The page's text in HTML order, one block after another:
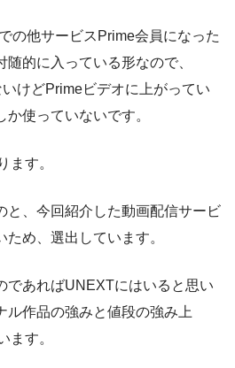
の他サービスPrime会員になった
的に入っている形なので、
けどPrimeビデオに上がってい
使っていないです。
ます。
と、今回紹介した動画配信サービ
め、選出しています。
であればUNEXTにはいると思い
ル作品の強みと値段の強み上
ます。